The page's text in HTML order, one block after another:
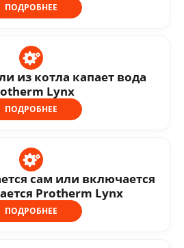
ПОДРОБНЕЕ
из котла капает вода
Lynx
ПОДРОБНЕЕ
сам или включается
Protherm Lynx
ПОДРОБНЕЕ